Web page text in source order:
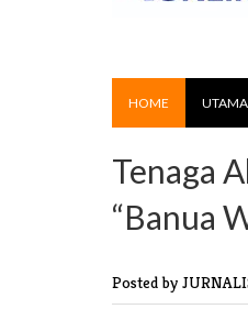
HOME UTAMA
Tenaga
“Banua
Posted by